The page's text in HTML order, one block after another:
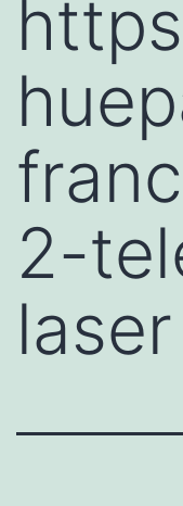
2-
laser